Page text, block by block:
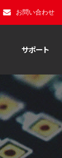
お問い合わせ
サポート